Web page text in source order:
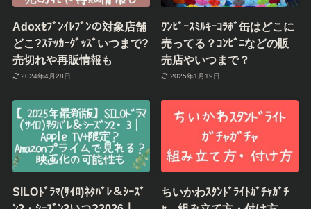
Adoxｾﾌﾞﾝｲﾚﾌﾞﾝの対象店舗
どこ?ｽﾃｯｶｰｸﾞｯｽﾞいつまで?
売切れや再販情報も
2024年4月28日
ﾜﾝﾋﾟｰｽﾐﾙｷｰｺﾗﾎﾞ缶はどこに
売ってる？ｺﾝﾋﾞﾆなどの販
売店やいつまで？
2025年1月19日
SILOﾄﾞﾗﾏ(ｻｲﾛ)ﾈﾀﾊﾞﾚ＆ｼｰｽﾞ
ちいかわｽﾀﾝﾄﾞﾗｲﾄｶﾞﾁｬｶﾞﾁ